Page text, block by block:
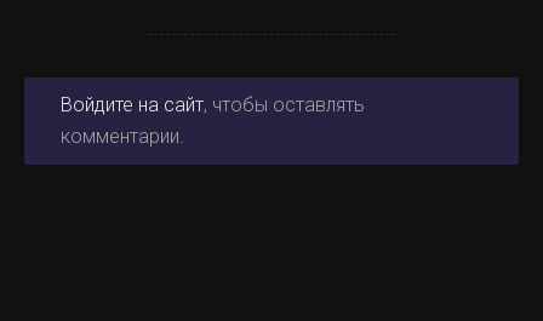
Войдите на сайт, чтобы оставлять
комментарии.